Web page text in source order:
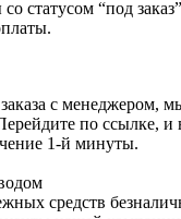
статусом “под
с менеджером,
по ссылке,
1-й минуты.
средств